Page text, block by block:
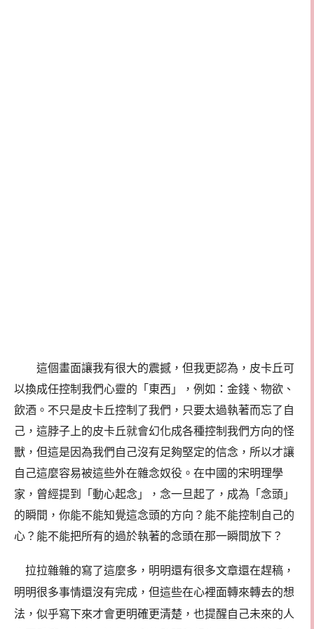
這個畫面讓我有很大的震撼，但我更認為，皮卡丘可
以換成任控制我們心靈的「東西」，例如：金錢、物欲、
飲酒。不只是皮卡丘控制了我們，只要太過執著而忘了自
己，這脖子上的皮卡丘就會幻化成各種控制我們方向的怪
獸，但這是因為我們自己沒有足夠堅定的信念，所以才讓
自己這麼容易被這些外在雜念奴役。在中國的宋明理學
家，曾經提到「動心起念」，念一旦起了，成為「念頭」
的瞬間，你能不能知覺這念頭的方向？能不能控制自己的
心？能不能把所有的過於執著的念頭在那一瞬間放下？
拉拉雜雜的寫了這麼多，明明還有很多文章還在趕稿，
明明很多事情還沒有完成，但這些在心裡面轉來轉去的想
法，似乎寫下來才會更明確更清楚，也提醒自己未來的人